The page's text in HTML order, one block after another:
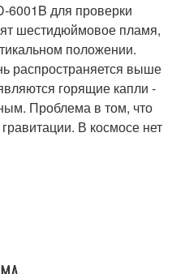
6001B для проверки
шестидюймовое пламя,
положении.
распространяется выше
горящие капли -
Проблема в том, что
В космосе нет